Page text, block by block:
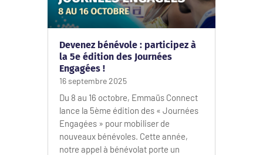
Devenez bénévole : participez à
la 5e édition des Journées
Engagées !
16 septembre 2025
Du 8 au 16 octobre, Emmaüs Connect
lance la 5ème édition des « Journées
Engagées » pour mobiliser de
nouveaux bénévoles. Cette année,
notre appel à bénévolat porte un